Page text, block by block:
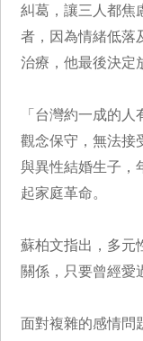
糾葛，讓三人都焦
者，因為情緒低落
治療，他最後決定
「台灣約一成的
觀念保守，無法接
與異性結婚生子，
起家庭革命。
蘇柏文指出，多元
關係，只要曾經愛
面對複雜的感情問